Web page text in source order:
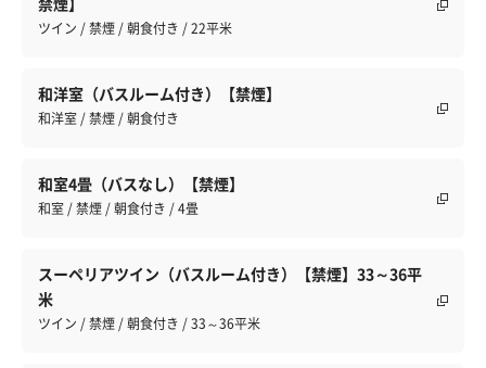
ツイン / 禁煙 / 朝食付き / 22平米
和洋室（バスルーム付き）【禁煙】
和洋室 / 禁煙 / 朝食付き
和室4畳（バスなし）【禁煙】
和室 / 禁煙 / 朝食付き / 4畳
スーペリアツイン（バスルーム付き）【禁煙】33～36平
米
ツイン / 禁煙 / 朝食付き / 33～36平米